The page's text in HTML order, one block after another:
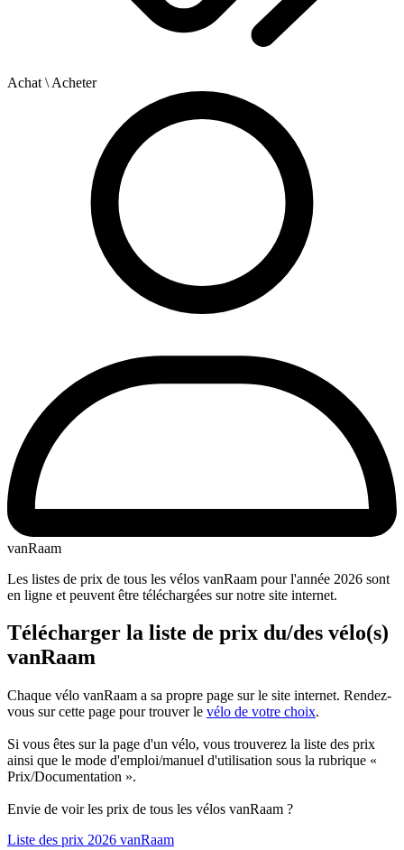
Achat \ Acheter
vanRaam
Les listes de prix de tous les vélos vanRaam pour l'année 2026 sont
en ligne et peuvent être téléchargées sur notre site internet.
Télécharger la liste de prix du/des vélo(s)
vanRaam
Chaque vélo vanRaam a sa propre page sur le site internet. Rendez-
vous sur cette page pour trouver le vélo de votre choix.
Si vous êtes sur la page d'un vélo, vous trouverez la liste des prix
ainsi que le mode d'emploi/manuel d'utilisation sous la rubrique «
Prix/Documentation ».
Envie de voir les prix de tous les vélos vanRaam ?
Liste des prix 2026 vanRaam